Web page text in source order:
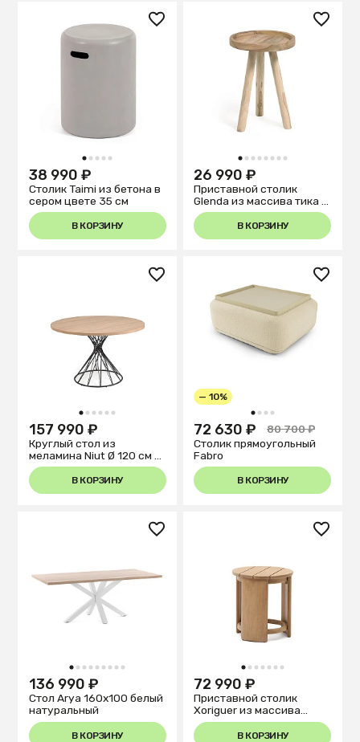
1 2 3 4 5
38 990 ₽
Столик Taimi из бетона в
сером цвете 35 см
В КОРЗИНУ
1 2 3 4 5 6 7 8
26 990 ₽
Приставной столик
Glenda из массива тика Ø
35 см
В КОРЗИНУ
1 2 3 4 5 6
157 990 ₽
Круглый стол из
меламина Niut Ø 120 см с
натуральной отделкой и
стальными черными
ножками
В КОРЗИНУ
1 2 3 4
— 10%
72 630 ₽
80 700 ₽
Столик прямоугольный
Fabro
В КОРЗИНУ
1 2 3 4 5 6 7 8 9
136 990 ₽
Стол Arya 160x100 белый
натуральный
В КОРЗИНУ
1 2 3 4 5 6 7
72 990 ₽
Приставной столик
Xoriguer из массива
эвкалипта Ø63,5 см
В КОРЗИНУ